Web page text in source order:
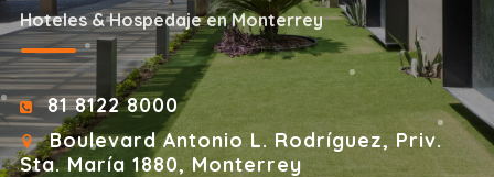
Hoteles & Hospedaje en Monterrey
81 8122 8000
Boulevard Antonio L. Rodríguez, Priv.
Sta. María 1880, Monterrey